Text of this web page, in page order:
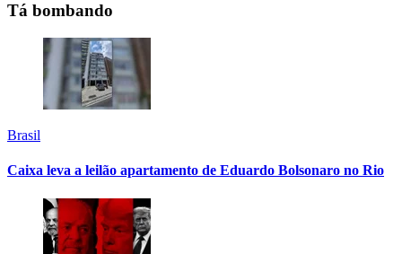
Tá bombando
Brasil
Caixa leva a leilão apartamento de Eduardo Bolsonaro no Rio